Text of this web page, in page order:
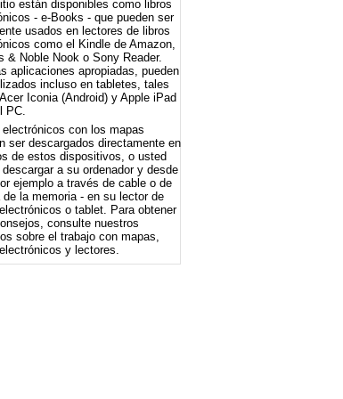
están disponibles como libros
- e-Books - que pueden ser
usados ​​en lectores de libros
como el Kindle de Amazon,
& Noble Nook o Sony Reader.
aplicaciones apropiadas, pueden
incluso en tabletes, tales
Iconia (Android) y Apple iPad
PC.
electrónicos con los mapas
ser descargados directamente en
de estos dispositivos, o usted
descargar a su ordenador y desde
ejemplo a través de cable o de
de la memoria - en su lector de
o tablet. Para obtener
consulte nuestros
sobre el trabajo con mapas,
y lectores.